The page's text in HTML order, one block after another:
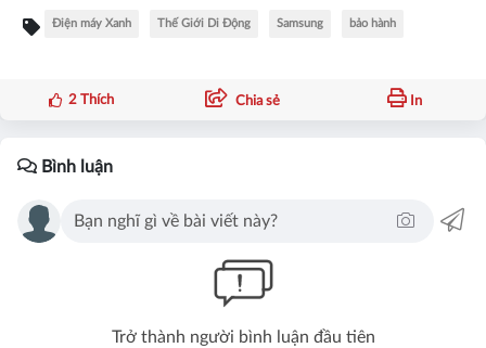
Điện máy Xanh Thế Giới Di Động Samsung bảo hành
2Thích Chia sẻ In
Bình luận
Trở thành người bình luận đầu tiên